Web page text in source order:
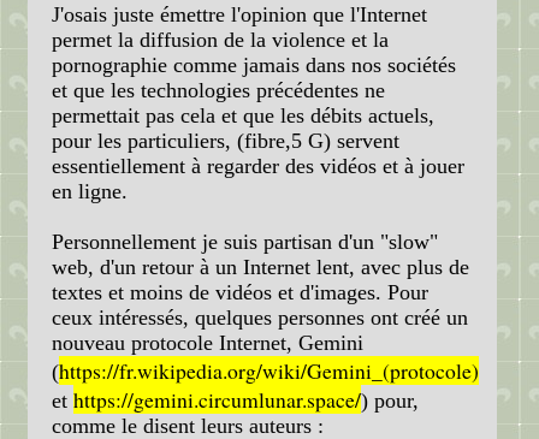
J'osais juste émettre l'opinion que l'Internet
permet la diffusion de la violence et la
pornographie comme jamais dans nos sociétés
et que les technologies précédentes ne
permettait pas cela et que les débits actuels,
pour les particuliers, (fibre,5 G) servent
essentiellement à regarder des vidéos et à jouer
en ligne.
Personnellement je suis partisan d'un "slow"
web, d'un retour à un Internet lent, avec plus de
textes et moins de vidéos et d'images. Pour
ceux intéressés, quelques personnes ont créé un
nouveau protocole Internet, Gemini
(https://fr.wikipedia.org/wiki/Gemini_(protocole)
et https://gemini.circumlunar.space/) pour,
comme le disent leurs auteurs :